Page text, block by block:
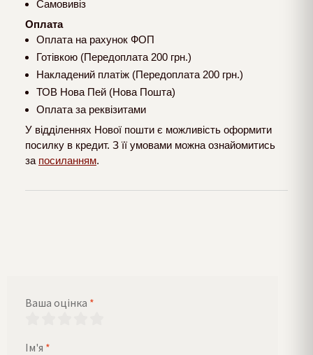
Самовивіз
Оплата
Оплата на рахунок ФОП
Готівкою (Передоплата 200 грн.)
Накладений платіж (Передоплата 200 грн.)
ТОВ Нова Пей (Нова Пошта)
Оплата за реквізитами
У відділеннях Нової пошти є можливість оформити
посилку в кредит. З її умовами можна ознайомитись
за посиланням.
Ваша оцінка *
Ім'я *